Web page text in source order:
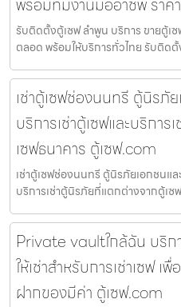
พร้อมทีมงานมืออาชีพ ราค
รับติดตั้งตู้เซฟ ลำพูน บริการ ขายตู้
ตลอด พร้อมให้บริการทั่วไทย รับติด
เช่าตู้เซฟช่องนนทรี ตู้นิรภั
บริการเช่าตู้เซฟและบริกา
เซฟธนาคาร ตู้เซฟ.com
เช่าตู้เซฟช่องนนทรี ตู้นิรภัยเอกชนแล
บริการเช่าตู้นิรภัยที่แตกต่างจากตู้เซ
Private vaultใกล้ฉัน บริ
ให้เช่าสำหรับการเช่าเซฟ เ
ฝากของมีค่า ตู้เซฟ.com